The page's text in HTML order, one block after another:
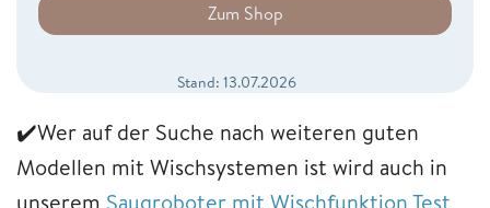
Zum Shop
Stand: 13.07.2026
✔️Wer auf der Suche nach weiteren guten
Modellen mit Wischsystemen ist wird auch in